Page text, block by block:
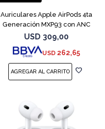
Auriculares Apple AirPods 4ta
Generación MXP93 con ANC
USD 309,00
USD 262,65